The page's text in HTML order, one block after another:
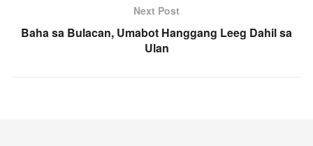
Next Post
Baha sa Bulacan, Umabot Hanggang Leeg Dahil sa
Ulan